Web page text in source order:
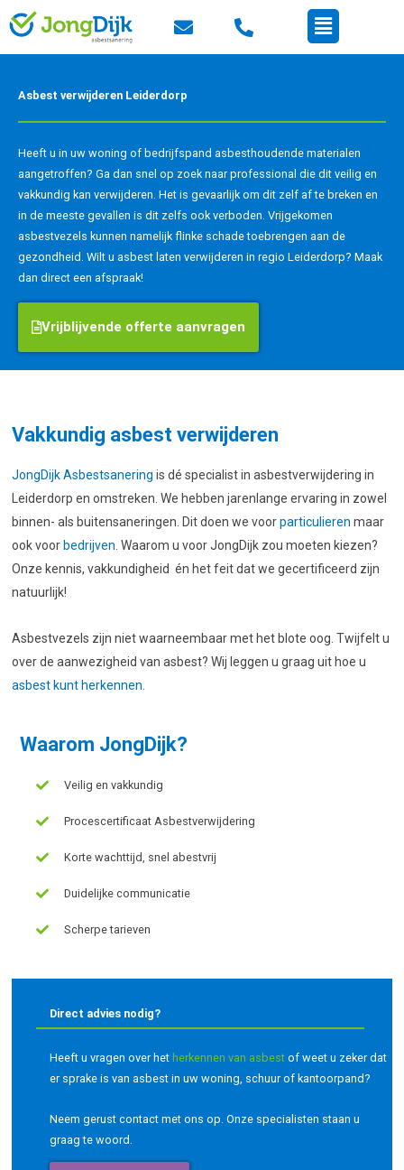
naar
de
Menu
Asbest verwijderen Leiderdorp
Heeft u in uw woning of bedrijfspand asbesthoudende materialen
aangetroffen? Ga dan snel op zoek naar professional die dit veilig en
vakkundig kan verwijderen. Het is gevaarlijk om dit zelf af te breken en
in de meeste gevallen is dit zelfs ook verboden. Vrijgekomen
asbestvezels kunnen namelijk flinke schade toebrengen aan de
gezondheid. Wilt u asbest laten verwijderen in regio Leiderdorp? Maak
dan direct een afspraak!
Vrijblijvende offerte aanvragen
Vakkundig asbest verwijderen
JongDijk Asbestsanering is dé specialist in asbestverwijdering in
Leiderdorp en omstreken. We hebben jarenlange ervaring in zowel
binnen- als buitensaneringen. Dit doen we voorparticulieren maar
ook voor bedrijven . Waarom u voor JongDijk zou moeten kiezen?
Onze kennis, vakkundigheid én het feit dat we gecertificeerd zijn
natuurlijk!
Asbestvezels zijn niet waarneembaar met het blote oog. Twijfelt u
over de aanwezigheid van asbest? Wij leggen u graag uit hoe u
asbest kunt herkennen
Waarom JongDijk?
Veilig en vakkundig
Procescertificaat Asbestverwijdering
Korte wachttijd, snel abestvrij
Duidelijke communicatie
Scherpe tarieven
Direct advies nodig?
Heeft u vragen over het herkennen van asbestof weet u zeker dat
er sprake is van asbest in uw woning, schuur of kantoorpand?
Neem gerust contact met ons op. Onze specialisten staan u
graag te woord.